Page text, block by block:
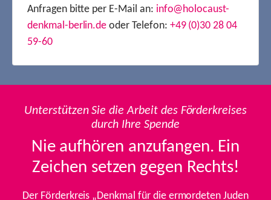
Anfragen bitte per E-Mail an: info@holocaust-
denkmal-berlin.de oder Telefon: +49 (0)30 28 04
59-60
Unterstützen Sie die Arbeit des Förderkreises
durch Ihre Spende
Nie aufhören anzufangen. Ein
Zeichen setzen gegen Rechts!
Der Förderkreis „Denkmal für die ermordeten Juden